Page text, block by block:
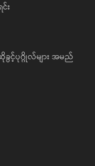
း
ခွင့်ပုဂ္ဂိုလ်များ အမည်